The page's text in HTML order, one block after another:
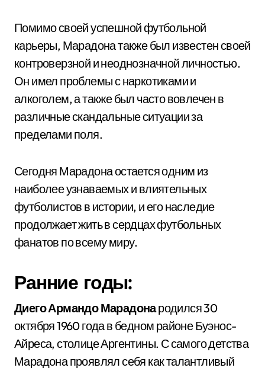
Помимо своей успешной футбольной
карьеры, Марадона также был известен своей
контроверзной и неоднозначной личностью.
Он имел проблемы с наркотиками и
алкоголем, а также был часто вовлечен в
различные скандальные ситуации за
пределами поля.
Сегодня Марадона остается одним из
наиболее узнаваемых и влиятельных
футболистов в истории, и его наследие
продолжает жить в сердцах футбольных
фанатов по всему миру.
Ранние годы:
Диего Армандо Марадонародился 30
октября 1960 года в бедном районе Буэнос-
Айреса, столице Аргентины. С самого детства
Марадона проявлял себя как талантливый